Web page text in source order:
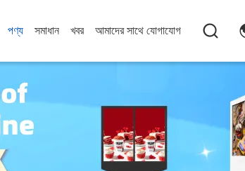
পণ্য সমাধান খবর আমাদের সাথে যোগাযোগ